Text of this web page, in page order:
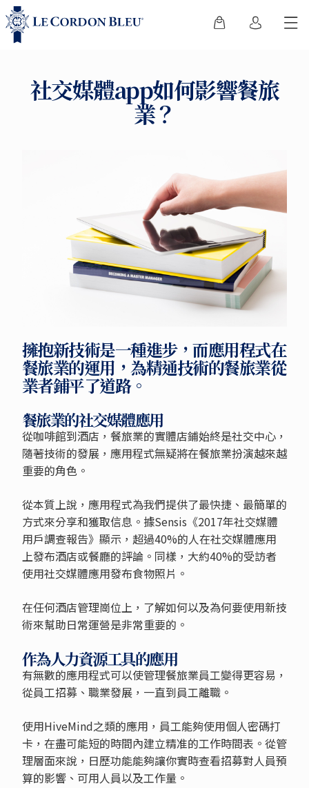
社交媒體app如何影響餐旅
業？
擁抱新技術是一種進步，而應用程式在
餐旅業的運用，為精通技術的餐旅業從
業者鋪平了道路。
餐旅業的社交媒體應用
從咖啡館到酒店，餐旅業的實體店鋪始終是社交中心，
隨著技術的發展，應用程式無疑將在餐旅業扮演越來越
重要的角色。
從本質上說，應用程式為我們提供了最快捷、最簡單的
方式來分享和獲取信息。據Sensis《2017年社交媒體
用戶調查報告》顯示，超過40%的人在社交媒體應用
上發布酒店或餐廳的評論。同樣，大約40%的受訪者
使用社交媒體應用發布食物照片。
在任何酒店管理崗位上，了解如何以及為何要使用新技
術來幫助日常運營是非常重要的。
作為人力資源工具的應用
有無數的應用程式可以使管理餐旅業員工變得更容易，
從員工招募、職業發展，一直到員工離職。
使用HiveMind之類的應用，員工能夠使用個人密碼打
卡，在盡可能短的時間內建立精准的工作時間表。從管
理層面來說，日歷功能能夠讓你實時查看招募對人員預
算的影響、可用人員以及工作量。